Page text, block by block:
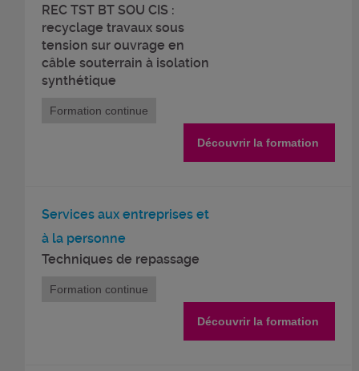
REC TST BT SOU CIS :
recyclage travaux sous
tension sur ouvrage en
câble souterrain à isolation
synthétique
Formation continue
Découvrir la formation
Services aux entreprises et
à la personne
Techniques de repassage
Formation continue
Découvrir la formation